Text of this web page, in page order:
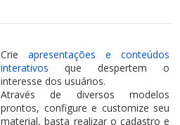
Crieapresentações e conteúdos
interativos que despertem o
interesse dos usuários.
Através de diversos modelos
prontos, configure e customize seu
material, basta realizar o cadastro e